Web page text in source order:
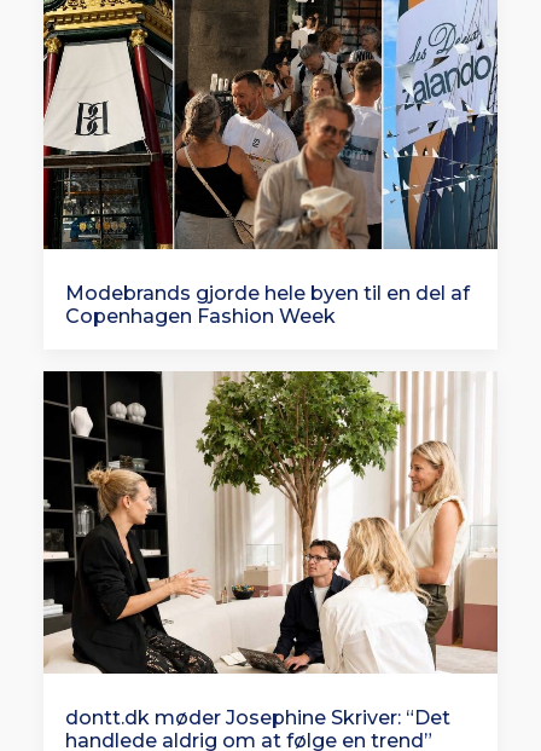
Modebrands gjorde hele byen til en del af
Copenhagen Fashion Week
dontt.dk møder Josephine Skriver: “Det
handlede aldrig om at følge en trend”